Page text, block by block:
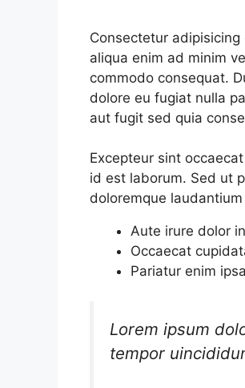
Consectetur
aliqua enim ad minim
commodo consequat.
dolore eu fugiat nulla
aut fugit sed quia
Excepteur sint
id est laborum. Sed ut
doloremque
Aute irure dolor
Occaecat
Pariatur enim
Lorem ipsum
tempor